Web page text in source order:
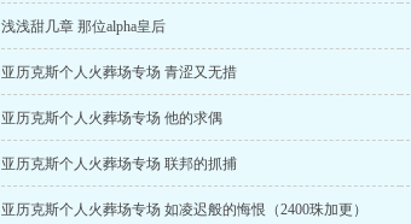
浅浅甜几章 那位alpha皇后
亚历克斯个人火葬场专场 青涩又无措
亚历克斯个人火葬场专场 他的求偶
亚历克斯个人火葬场专场 联邦的抓捕
亚历克斯个人火葬场专场 如凌迟般的悔恨（2400珠加更）